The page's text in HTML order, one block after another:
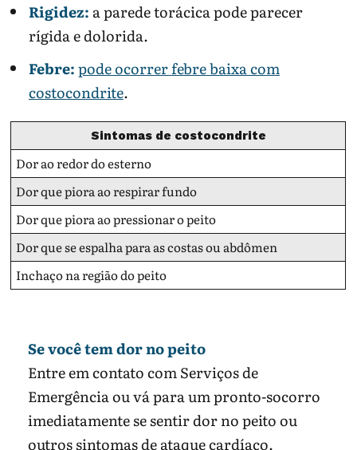
Rigidez: a parede torácica pode parecer
rígida e dolorida.
Febre:pode ocorrer febre baixa com
costocondrite.
Sintomas de costocondrite
Dor ao redor do esterno
Dor que piora ao respirar fundo
Dor que piora ao pressionar o peito
Dor que se espalha para as costas ou abdômen
Inchaço na região do peito
Se você tem dor no peito
Entre em contato com Serviços de
Emergência ou vá para um pronto-socorro
imediatamente se sentir dor no peito ou
outros sintomas de ataque cardíaco.